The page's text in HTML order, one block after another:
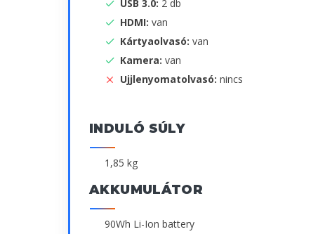
USB 3.0: 2 db
HDMI: van
Kártyaolvasó: van
Kamera: van
Ujjlenyomatolvasó: nincs
INDULÓ SÚLY
1,85 kg
AKKUMULÁTOR
90Wh Li-Ion battery